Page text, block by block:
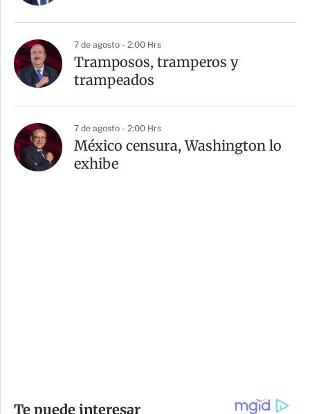
7 de agosto - 2:00 Hrs
Tramposos, tramperos y
trampeados
7 de agosto - 2:00 Hrs
México censura, Washington lo
exhibe